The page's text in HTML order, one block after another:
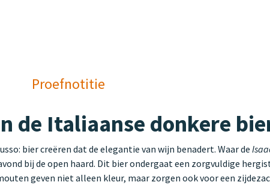
Proefnotitie
de Italiaanse donkere
bier creëren dat de elegantie van wijn benadert. Waar de
bij de open haard. Dit bier ondergaat een zorgvuldige
geven niet alleen kleur, maar zorgen ook voor een